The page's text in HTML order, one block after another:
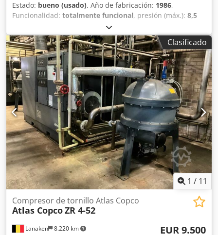
Estado: bueno (usado), Año de fabricación: 1986,
Funcionalidad: totalmente funcional, presión (máx.): 8,5
documentación / manual, placa de
características disponible, En venta: Compresor de tornillo
exento de aceite Atlas Copco ZR4A 🔧 Especificaciones
Marca: Atlas Copco Modelo: ZR 4 A Número de serie:
ARP495792 Año de fabricación: 1986 Potencia: 250 kW
Presión máxima: 8,5 bar Presión intermedia: 2,2 bar
Capacidad: 583 l/s Velocidad: 1500 rpm Versión:
Compresor de aire exento de aceite ⏱️ Horas de
funcionamiento Horas de trabajo: ± 28.060 horas Dodpeyyt
R Njfx Amueck Horas de carga: ± 26.097 horas
Clasificado
1 / 11
Lanaken 8.220 km
Compresor de tornillo Atlas Copco
Atlas CopcoZR 4-52
EUR 9.500